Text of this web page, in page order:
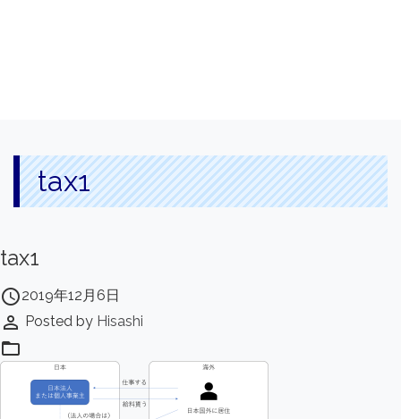
tax1
tax1
access_time2019年12月6日
perm_identity Posted by Hisashi
folder_open